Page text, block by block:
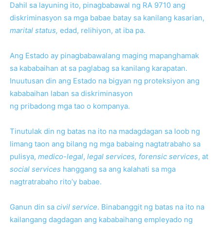
Dahil sa layuning ito, pinagbabawal ng RA 9710 ang
diskriminasyon sa mga babae batay sa kanilang kasarian,
marital status, edad, relihiyon, at iba pa.
Ang Estado ay pinagbabawalang maging mapanghamak
sa kababaihan at sa paglabag sa kanilang karapatan.
Inuutusan din ang Estado na bigyan ng proteksiyon ang
kababaihan laban sa diskriminasyon
ng pribadong mga tao o kompanya.
Tinutulak din ng batas na ito na madagdagan sa loob ng
limang taon ang bilang ng mga babaing nagtatrabaho sa
pulisya, medico-legal, legal services, forensic services, at
social services hanggang sa ang kalahati sa mga
nagtratrabaho rito’y babae.
Ganun din sa civil service. Binabanggit ng batas na ito na
kailangang dagdagan ang kababaihang empleyado ng